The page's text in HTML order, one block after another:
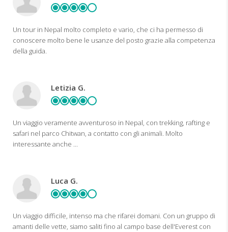
Un tour in Nepal molto completo e vario, che ci ha permesso di
conoscere molto bene le usanze del posto grazie alla competenza
della guida.
Letizia G.
Un viaggio veramente avventuroso in Nepal, con trekking, rafting e
safari nel parco Chitwan, a contatto con gli animali. Molto
interessante anche ...
Luca G.
Un viaggio difficile, intenso ma che rifarei domani. Con un gruppo di
amanti delle vette, siamo saliti fino al campo base dell'Everest con